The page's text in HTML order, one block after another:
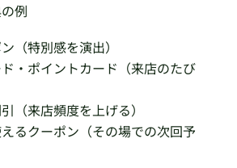
例
（特別感を演出）
・ポイントカード（来店のたび
（来店頻度を上げる）
るクーポン（その場での次回予